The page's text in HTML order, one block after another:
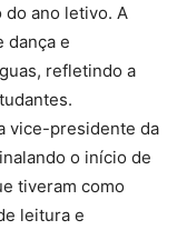
ano letivo. A
dança e
refletindo a
vice-presidente da
o início de
tiveram como
leitura e